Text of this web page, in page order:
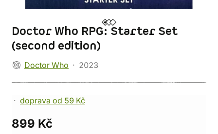
Doctor Who RPG: Starter Set
(second edition)
Doctor Who 2023
doprava od 59 Kč
899 Kč